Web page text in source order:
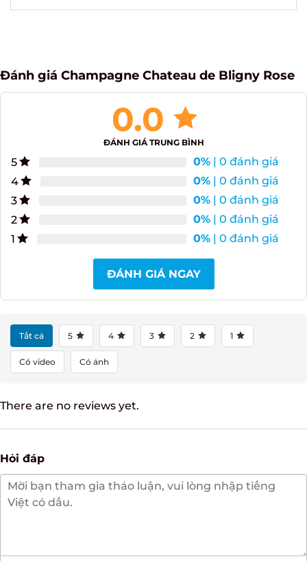
Đánh giá Champagne Chateau de Bligny Rose
ĐÁNH GIÁ TRUNG BÌNH
5 0%| 0 đánh giá
4
0%| 0 đánh giá
0%| 0 đánh giá
0%| 0 đánh giá
ĐÁNH GIÁ NGAY
Có video Có ảnh
There are no reviews yet.
Hỏi đáp